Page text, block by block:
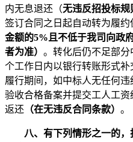
内无息退还（无违反招投标规
签订合同之日起自动转为履约
金额的5%且不低于我司向政
者为准） 。 转化后仍不足部
个工作日内以银行转账形式
履行期间，如中标人无任何
验收合格备案并提交工人工资
返还 （在无违反合同条款） 。
八、有下列情形之一的